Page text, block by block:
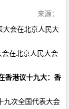
来源：
在北京人民大会
香港议十九大：香
次全国代表大会